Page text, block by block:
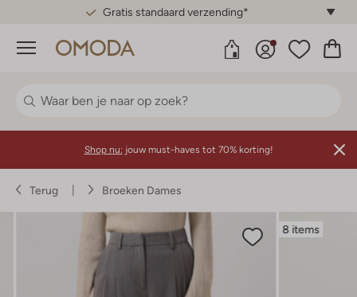
Gratis standaard verzending*
Menu
Shop nu: jouw must-haves tot 70% korting!
Terug Broeken Dames
8 items